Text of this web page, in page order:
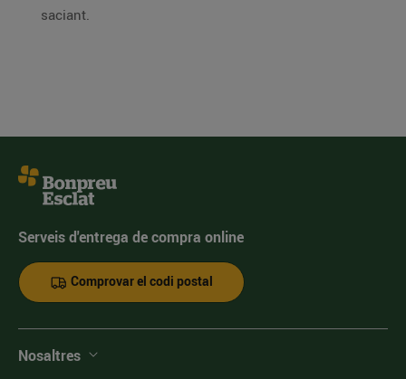
saciant.
Serveis d'entrega de compra online
Comprovar el codi postal
Nosaltres